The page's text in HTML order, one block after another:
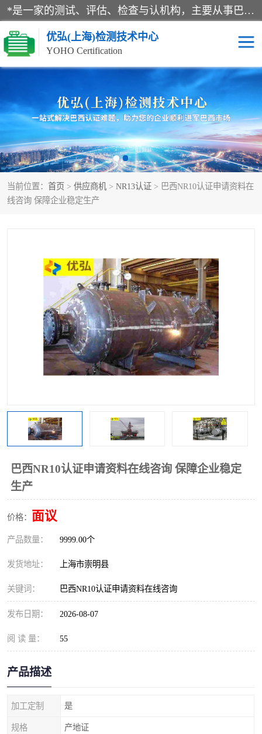
*是一家的测试、评估、检查与认机构，主要从事巴西NR10认证、NR12认证、NR13认证；ANATEL认证、INMTRO认证，欧盟CE认证：MD认证，PED认证，MID认证，ATEX认证，德国蓝色天使认证。
优弘(上海)检测技术中心
YOHO Certification
当前位置： 首页 > 供应商机 > NR13认证 > 巴西NR10认证申请资料在
线咨询 保障企业稳定生产
巴西NR10认证申请资料在线咨询 保障企业稳定
生产
价格： 面议
产品数量： 9999.00个
发货地址： 上海市崇明县
关键词： 巴西NR10认证申请资料在线咨询
发布日期： 2026-08-07
阅 读 量： 55
产品描述
加工定制 是
规格 产地证
RECYCLASS认证 NR10认证
NR12认证 NR13认证
ART认证 巴西NR认证
巴西认证 RETIE认证